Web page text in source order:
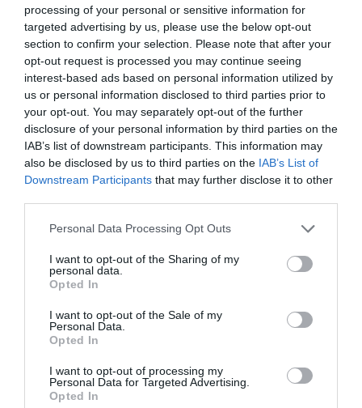
processing of your personal or sensitive information for
targeted advertising by us, please use the below opt-out
section to confirm your selection. Please note that after your
opt-out request is processed you may continue seeing
interest-based ads based on personal information utilized by
us or personal information disclosed to third parties prior to
your opt-out. You may separately opt-out of the further
disclosure of your personal information by third parties on the
IAB’s list of downstream participants. This information may
also be disclosed by us to third parties on the IAB’s List of
Downstream Participants that may further disclose it to other
Please note that this website/app uses one or more Google
not limited to your visit or usage behaviour. You may click to
grant or deny consent to Google and its third-party tags to
use your data for below specified purposes in below Google
consent section.
Personal Data Processing Opt Outs
I want to opt-out of the Sharing of my
personal data.
Opted In
I want to opt-out of the Sale of my
Personal Data.
Opted In
I want to opt-out of processing my
Personal Data for Targeted Advertising.
Opted In
Kijött a friss, januári inflációs adat
Idén januárban a fogyasztói árak átlagosan 2,1 százalékkal
haladták meg az egy évvel korábbiakat. Egy hónap alatt átlagosan